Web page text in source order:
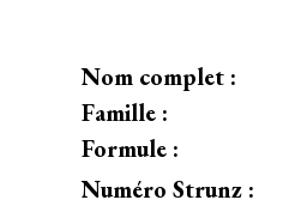
Nom complet :
Famille :
Formule :
Numéro Strunz :